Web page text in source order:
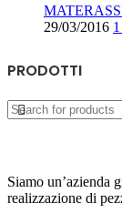
29/03/2016
PRODOTTI
Siamo un’azienda
realizzazione di